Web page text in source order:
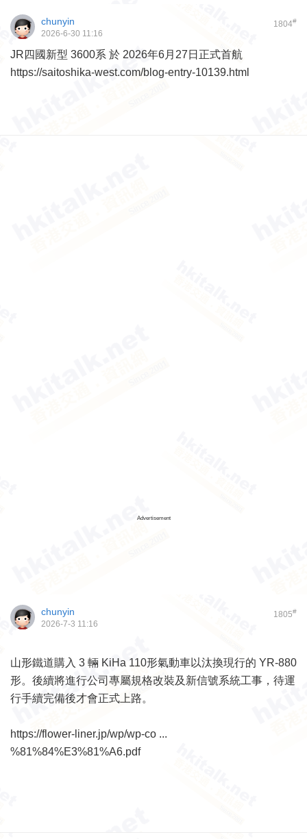
1804#
chunyin
2026-6-30 11:16
JR四國新型 3600系 於 2026年6月27日正式首航
https://saitoshika-west.com/blog-entry-10139.html
Advertisement
1805#
chunyin
2026-7-3 11:16
山形鐵道購入 3 輛 KiHa 110形氣動車以汰換現行的 YR-880
形。後續將進行公司專屬規格改裝及新信號系統工事，待運
行手續完備後才會正式上路。
https://flower-liner.jp/wp/wp-co ...
%81%84%E3%81%A6.pdf